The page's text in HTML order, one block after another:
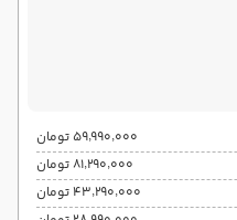
۵۹٬۹۹۰٬۰۰۰ تومان
۸۱٬۲۹۰٬۰۰۰ تومان
۴۳٬۲۹۰٬۰۰۰ تومان